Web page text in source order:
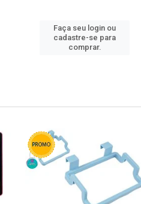
Faça seu login ou
cadastre-se para
comprar.